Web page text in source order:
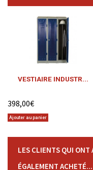
VESTIAIRE INDUSTR...
398,00€
Ajouter au panier
LES CLIENTS QUI ONT
ÉGALEMENT ACHETÉ...